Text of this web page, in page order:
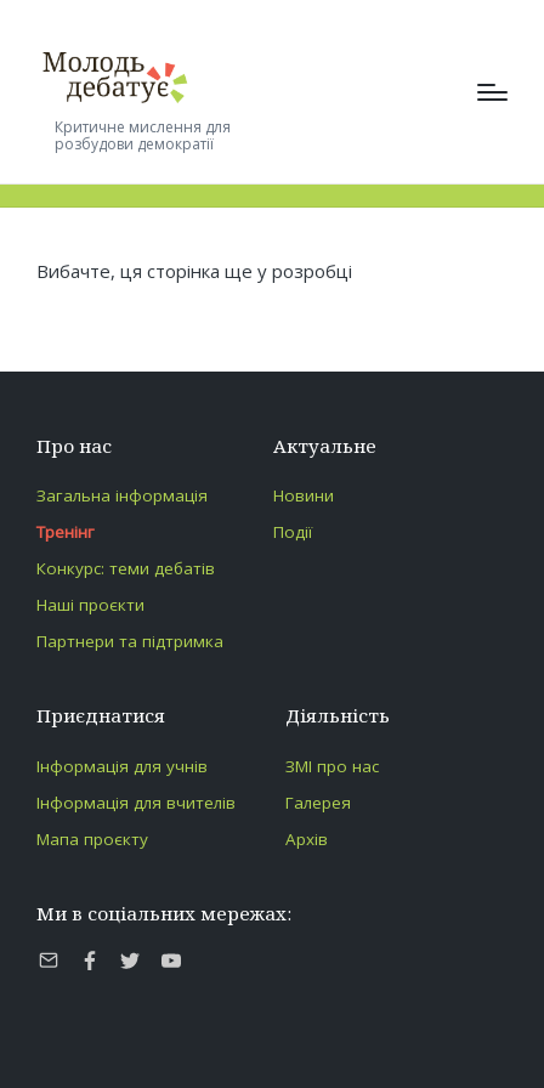
Критичне мислення для
розбудови демократії
Тренінг
Вибачте, ця сторінка ще у розробці
Про нас
Загальна інформація
Тренінг
Конкурс: теми дебатів
Наші проєкти
Партнери та підтримка
Актуальне
Новини
Події
Приєднатися
Інформація для учнів
Інформація для вчителів
Мапа проєкту
Діяльність
ЗМІ про нас
Галерея
Архів
Ми в соціальних мережах:
E-
Facebook
TwitterYoutube